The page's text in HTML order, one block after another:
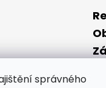
správného